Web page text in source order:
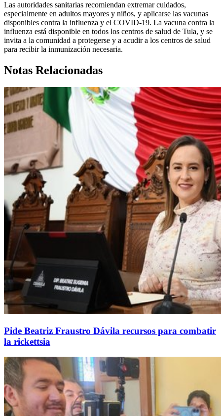
Las autoridades sanitarias recomiendan extremar cuidados,
especialmente en adultos mayores y niños, y aplicarse las vacunas
disponibles contra la influenza y el COVID-19. La vacuna contra la
influenza está disponible en todos los centros de salud de Tula, y se
invita a la comunidad a protegerse y a acudir a los centros de salud
para recibir la inmunización necesaria.
Notas Relacionadas
Pide Beatriz Fraustro Dávila recursos para combatir
la rickettsia